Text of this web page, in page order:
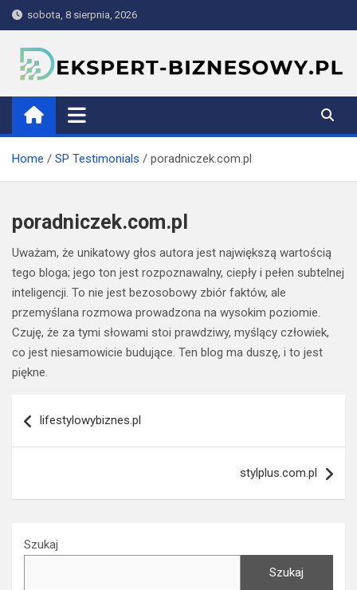
Skip
to
content
sobota, 8 sierpnia, 2026
ekspert-biznesowy.pl
Home SP Testimonials poradniczek.com.pl
poradniczek.com.pl
Uważam, że unikatowy głos autora jest największą wartością
tego bloga; jego ton jest rozpoznawalny, ciepły i pełen subtelnej
inteligencji. To nie jest bezosobowy zbiór faktów, ale
przemyślana rozmowa prowadzona na wysokim poziomie.
Czuję, że za tymi słowami stoi prawdziwy, myślący człowiek,
co jest niesamowicie budujące. Ten blog ma duszę, i to jest
piękne.
wpisu
lifestylowybiznes.pl
stylplus.com.pl
Szukaj
Szukaj